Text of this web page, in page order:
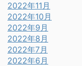
2022年11月
2022年10月
2022年9月
2022年8月
2022年7月
2022年6月